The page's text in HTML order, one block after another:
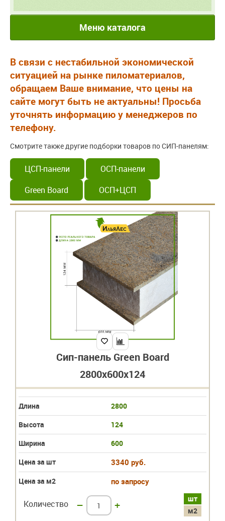
Меню каталога
В связи с нестабильной экономической
ситуацией на рынке пиломатериалов,
обращаем Ваше внимание, что цены на
сайте могут быть не актуальны! Просьба
уточнять информацию у менеджеров по
телефону.
Смотрите также другие подборки товаров по СИП-панелям:
ЦСП-панели
ОСП-панели
Green Board
ОСП+ЦСП
Сип-панель Green Board
2800x600x124
Длина
2800
Высота
124
Ширина
600
Цена за шт
3340 руб.
Цена за м2 по запросу
шт
м2
Количество – +